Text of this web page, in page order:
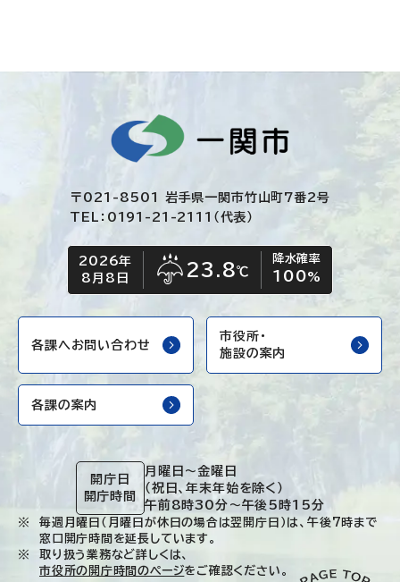
〒021-8501 岩手県一関市竹山町7番2号
TEL：0191-21-2111（代表）
今日の日付
2026年
8月8日
今日の天気
雨
23.8℃
降水確率
100%
各課へお問い合わせ
市役所・
施設の案内
各課の案内
開庁日
開庁時間
月曜日～金曜日
（祝日、年末年始を除く）
午前8時30分～午後5時15分
毎週月曜日（月曜日が休日の場合は翌開庁日）は、午後7時まで
窓口開庁時間を延長しています。
取り扱う業務など詳しくは、
市役所の開庁時間のページをご確認ください。